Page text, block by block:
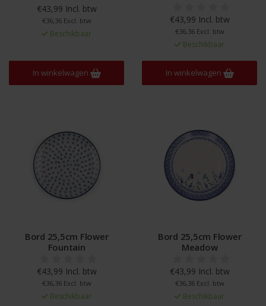
€43,99 Incl. btw
€36,36 Excl. btw
Beschikbaar
In winkelwagen
€43,99 Incl. btw
€36,36 Excl. btw
Beschikbaar
In winkelwagen
Bord 25,5cm Flower
Fountain
€43,99 Incl. btw
€36,36 Excl. btw
Beschikbaar
Bord 25,5cm Flower
Meadow
€43,99 Incl. btw
€36,36 Excl. btw
Beschikbaar